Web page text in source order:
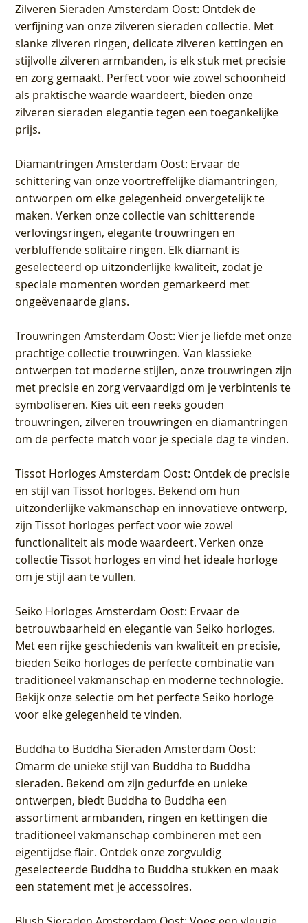
Zilveren Sieraden Amsterdam Oost: Ontdek de
verfijning van onze zilveren sieraden collectie. Met
slanke zilveren ringen, delicate zilveren kettingen en
stijlvolle zilveren armbanden, is elk stuk met precisie
en zorg gemaakt. Perfect voor wie zowel schoonheid
als praktische waarde waardeert, bieden onze
zilveren sieraden elegantie tegen een toegankelijke
prijs.
Diamantringen Amsterdam Oost: Ervaar de
schittering van onze voortreffelijke diamantringen,
ontworpen om elke gelegenheid onvergetelijk te
maken. Verken onze collectie van schitterende
verlovingsringen, elegante trouwringen en
verbluffende solitaire ringen. Elk diamant is
geselecteerd op uitzonderlijke kwaliteit, zodat je
speciale momenten worden gemarkeerd met
ongeëvenaarde glans.
Trouwringen Amsterdam Oost: Vier je liefde met onze
prachtige collectie trouwringen. Van klassieke
ontwerpen tot moderne stijlen, onze trouwringen zijn
met precisie en zorg vervaardigd om je verbintenis te
symboliseren. Kies uit een reeks gouden
trouwringen, zilveren trouwringen en diamantringen
om de perfecte match voor je speciale dag te vinden.
Tissot Horloges Amsterdam Oost: Ontdek de precisie
en stijl van Tissot horloges. Bekend om hun
uitzonderlijke vakmanschap en innovatieve ontwerp,
zijn Tissot horloges perfect voor wie zowel
functionaliteit als mode waardeert. Verken onze
collectie Tissot horloges en vind het ideale horloge
om je stijl aan te vullen.
Seiko Horloges Amsterdam Oost: Ervaar de
betrouwbaarheid en elegantie van Seiko horloges.
Met een rijke geschiedenis van kwaliteit en precisie,
bieden Seiko horloges de perfecte combinatie van
traditioneel vakmanschap en moderne technologie.
Bekijk onze selectie om het perfecte Seiko horloge
voor elke gelegenheid te vinden.
Buddha to Buddha Sieraden Amsterdam Oost:
Omarm de unieke stijl van Buddha to Buddha
sieraden. Bekend om zijn gedurfde en unieke
ontwerpen, biedt Buddha to Buddha een
assortiment armbanden, ringen en kettingen die
traditioneel vakmanschap combineren met een
eigentijdse flair. Ontdek onze zorgvuldig
geselecteerde Buddha to Buddha stukken en maak
een statement met je accessoires.